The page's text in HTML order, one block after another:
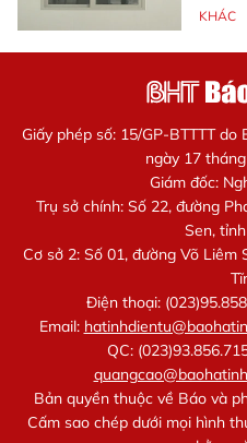
KHÁC
Giấy phép số: 15/GP-BTTTT
ngày 17
Giám đốc:
Trụ sở chính: Số 22, đường
Sen,
Cơ sở 2: Số 01, đường Võ Liêm
Điện thoại:
Email:
QC:
Bản quyền thuộc về Báo và
Cấm sao chép dưới mọi hình